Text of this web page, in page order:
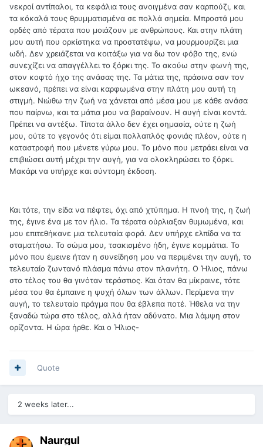
νεκροί αντίπαλοι, τα κεφάλια τους ανοιγμένα σαν καρπούζι, και
τα κόκαλά τους θρυμματισμένα σε πολλά σημεία. Μπροστά μου
ορδές από τέρατα που μοιάζουν με ανθρώπους. Και στην πλάτη
μου αυτή που ορκίστηκα να προστατέψω, να μουρμουρίζει μια
ωδή. Δεν χρειάζεται να κοιτάξω για να δω τον φόβο της, ενώ
συνεχίζει να απαγγέλλει το ξόρκι της. Το ακούω στην φωνή της,
στον κοφτό ήχο της ανάσας της. Τα μάτια της, πράσινα σαν τον
ωκεανό, πρέπει να είναι καρφωμένα στην πλάτη μου αυτή τη
στιγμή. Νιώθω την ζωή να χάνεται από μέσα μου με κάθε ανάσα
που παίρνω, και τα μάτια μου να βαραίνουν. Η αυγή είναι κοντά.
Πρέπει να αντέξω. Τίποτα άλλο δεν έχει σημασία, ούτε η ζωή
μου, ούτε το γεγονός ότι είμαι πολλαπλός φονιάς πλέον, ούτε η
καταστροφή που μένετε γύρω μου. Το μόνο που μετράει είναι να
επιβιώσει αυτή μέχρι την αυγή, για να ολοκληρώσει το ξόρκι.
Μακάρι να υπήρχε και σύντομη έκδοση.
Και τότε, την είδα να πέφτει, όχι από χτύπημα. Η πνοή της, η ζωή
της, έγινε ένα με τον ήλιο. Τα τέρατα ούρλιαξαν θυμωμένα, και
μου επιτεθήκανε μια τελευταία φορά. Δεν υπήρχε ελπίδα να τα
σταματήσω. Το σώμα μου, τσακισμένο ήδη, έγινε κομμάτια. Το
μόνο που έμεινε ήταν η συνείδηση μου να περιμένει την αυγή, το
τελευταίο ζωντανό πλάσμα πάνω στον πλανήτη. Ο Ήλιος, πάνω
στο τέλος του θα γινόταν τεράστιος. Και όταν θα μίκραινε, τότε
μέσα του θα έμπαινε η ψυχή όλων των άλλων. Περίμενα την
αυγή, το τελευταίο πράγμα που θα έβλεπα ποτέ. Ήθελα να την
ξαναδώ τώρα στο τέλος, αλλά ήταν αδύνατο. Μια λάμψη στον
ορίζοντα. Η ώρα ήρθε. Και ο Ήλιος-
Quote
2 weeks later...
Naurgul